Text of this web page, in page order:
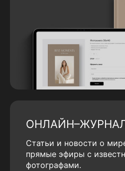
ОНЛАЙН–ЖУРНАЛ
Статьи и новости о
прямые эфиры с
фотографами.